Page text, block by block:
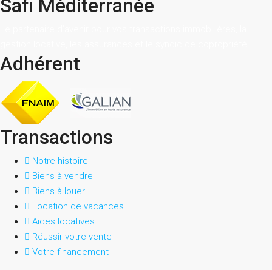
Safi Méditerranée
Adhérent
Transactions
Notre histoire
Biens à vendre
Biens à louer
Location de vacances
Aides locatives
Réussir votre vente
Votre financement